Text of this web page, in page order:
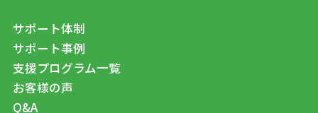
サポート体制
サポート事例
支援プログラム一覧
お客様の声
Q&A